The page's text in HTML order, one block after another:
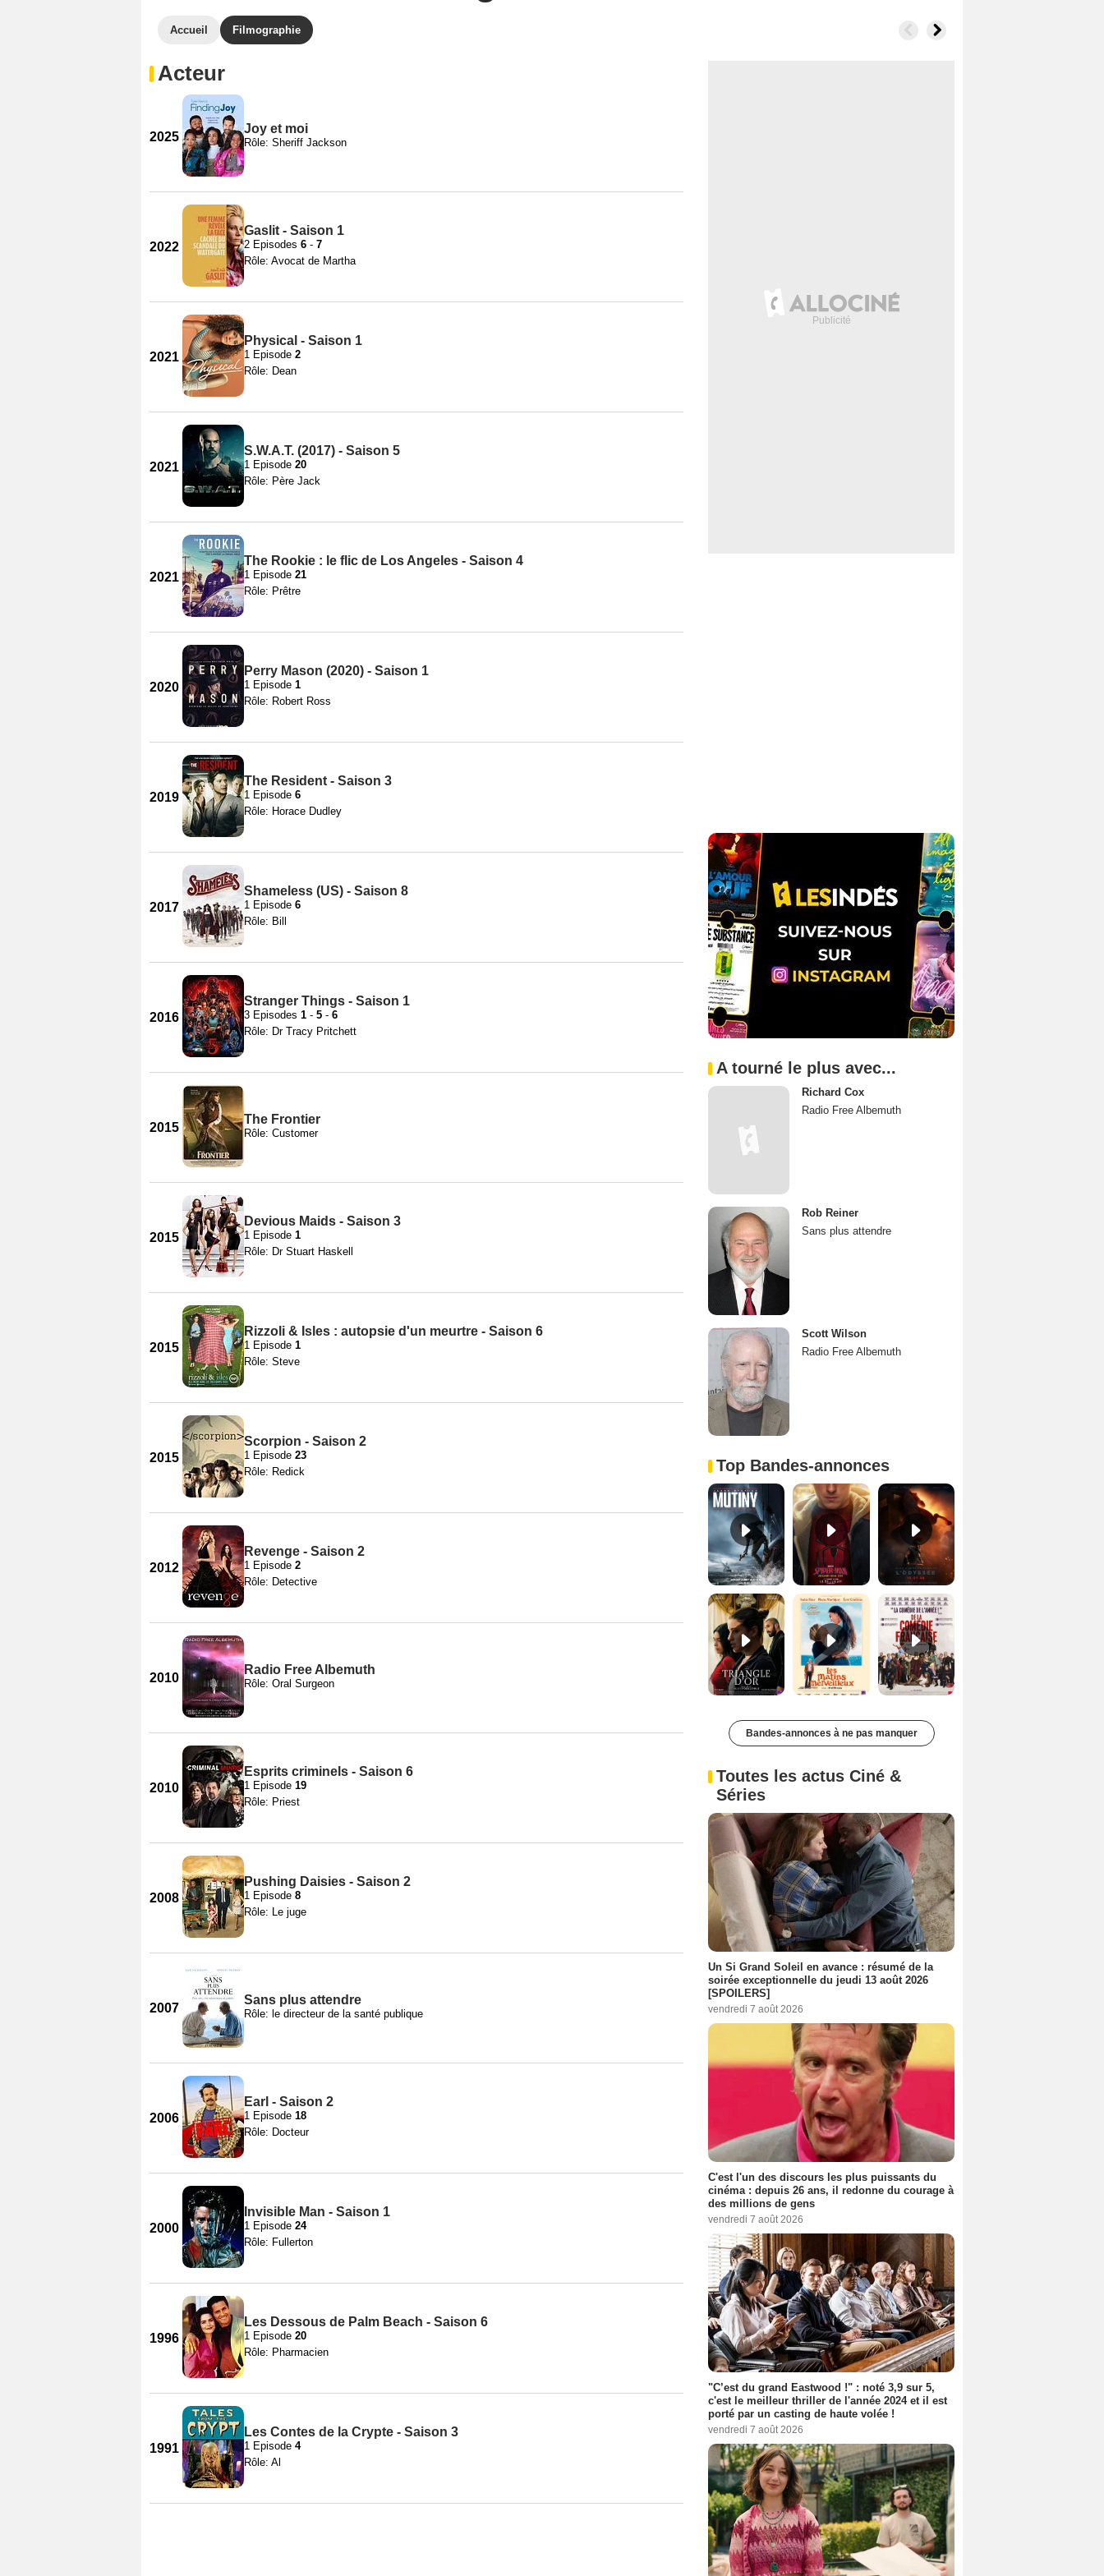
Accueil Filmographie
Acteur
2025
Joy et moi
Rôle: Sheriff Jackson
2022
Gaslit - Saison 1
2 Episodes 6 - 7
Rôle: Avocat de Martha
2021
Physical - Saison 1
1 Episode 2
Rôle: Dean
2021
S.W.A.T. (2017) - Saison 5
1 Episode 20
Rôle: Père Jack
2021
The Rookie : le flic de Los Angeles - Saison 4
1 Episode 21
Rôle: Prêtre
2020
Perry Mason (2020) - Saison 1
1 Episode 1
Rôle: Robert Ross
2019
The Resident - Saison 3
1 Episode 6
Rôle: Horace Dudley
2017
Shameless (US) - Saison 8
1 Episode 6
Rôle: Bill
2016
Stranger Things - Saison 1
3 Episodes 1 - 5 - 6
Rôle: Dr Tracy Pritchett
2015
The Frontier
Rôle: Customer
2015
Devious Maids - Saison 3
1 Episode 1
Rôle: Dr Stuart Haskell
2015
Rizzoli & Isles : autopsie d'un meurtre - Saison 6
1 Episode 1
Rôle: Steve
2015
Scorpion - Saison 2
1 Episode 23
Rôle: Redick
2012
Revenge - Saison 2
1 Episode 2
Rôle: Detective
2010
Radio Free Albemuth
Rôle: Oral Surgeon
2010
Esprits criminels - Saison 6
1 Episode 19
Rôle: Priest
2008
Pushing Daisies - Saison 2
1 Episode 8
Rôle: Le juge
2007
Sans plus attendre
Rôle: le directeur de la santé publique
2006
Earl - Saison 2
1 Episode 18
Rôle: Docteur
2000
Invisible Man - Saison 1
1 Episode 24
Rôle: Fullerton
1996
Les Dessous de Palm Beach - Saison 6
1 Episode 20
Rôle: Pharmacien
1991
Les Contes de la Crypte - Saison 3
1 Episode 4
Rôle: Al
A tourné le plus avec...
Richard Cox
Radio Free Albemuth
Rob Reiner
Sans plus attendre
Scott Wilson
Radio Free Albemuth
Top Bandes-annonces
Mutiny Bande-annonce VO STFR Spider-Man: Brand New Day Bande-annonce VO STFR
Le Triangle d'or Bande-annonce VF De la Comédie-Française Teaser VF
Bandes-annonces à ne pas manquer
Toutes les actus Ciné &
Séries
Un Si Grand Soleil en avance : résumé de la
soirée exceptionnelle du jeudi 13 août 2026
[SPOILERS]
vendredi 7 août 2026
C'est l'un des discours les plus puissants du
cinéma : depuis 26 ans, il redonne du courage à
des millions de gens
vendredi 7 août 2026
"C’est du grand Eastwood !" : noté 3,9 sur 5,
c'est le meilleur thriller de l'année 2024 et il est
porté par un casting de haute volée !
vendredi 7 août 2026